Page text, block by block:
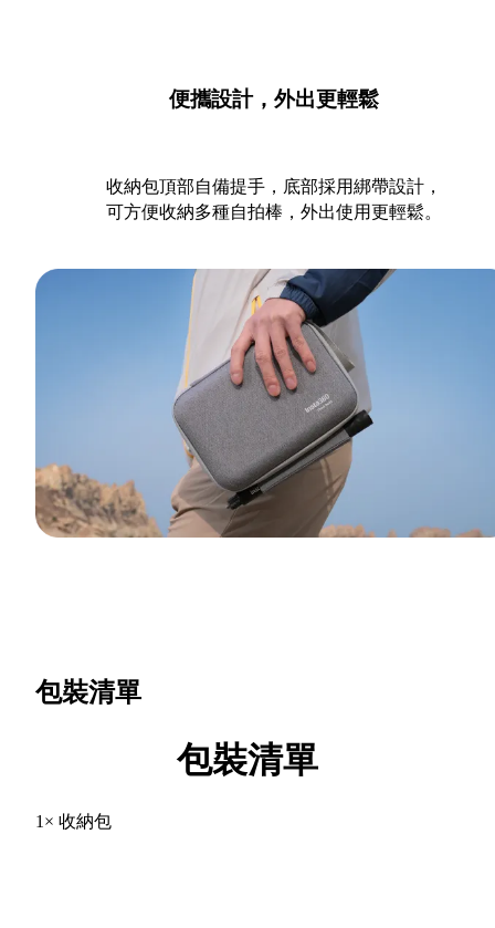
便攜設計，外出更輕鬆
收納包頂部自備提手，底部採用綁帶設計，
可方便收納多種自拍棒，外出使用更輕鬆。
包裝清單
包裝清單
1× 收納包